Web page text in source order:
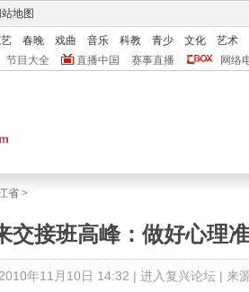
站地图
春晚 戏曲 音乐 科教 青少 文化
艺术
节目大全 直播中国 赛事直播 网络
省 >
交接班高峰：做好心理
年11月10日 14:32 | 进入复兴论坛| 来